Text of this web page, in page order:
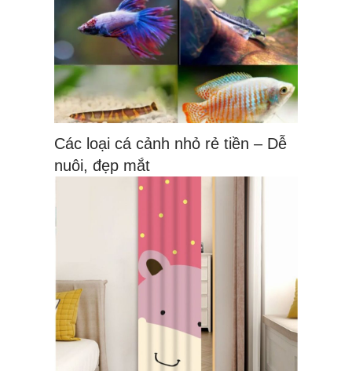
Các loại cá cảnh nhỏ rẻ tiền – Dễ
nuôi, đẹp mắt